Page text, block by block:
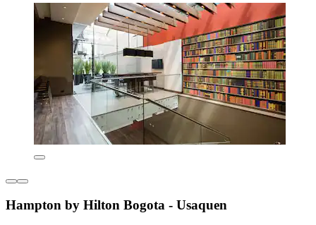
Hampton by Hilton Bogota - Usaquen